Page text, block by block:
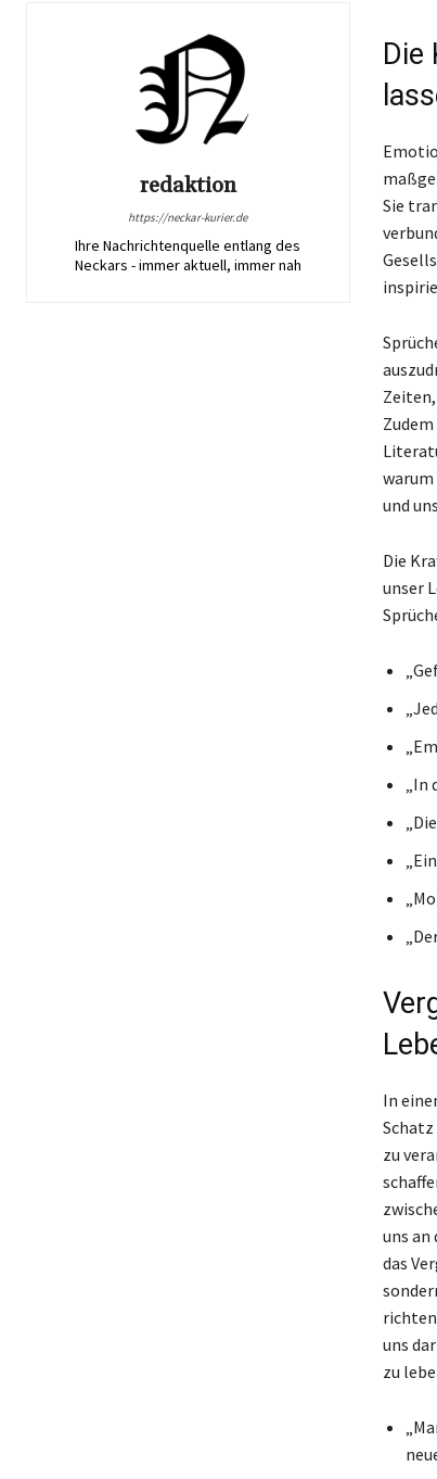
redaktion
https://neckar-kurier.de
Ihre Nachrichtenquelle entlang des
Neckars - immer aktuell, immer nah
Die
Sie
warum
und
Die
unser
In
zu
uns
das
uns
zu